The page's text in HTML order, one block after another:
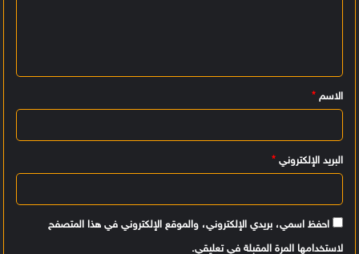
ي
ق
الاسم *
البريد الإلكتروني *
احفظ اسمي، بريدي الإلكتروني، والموقع الإلكتروني في هذا المتصفح
لاستخدامها المرة المقبلة في تعليقي.